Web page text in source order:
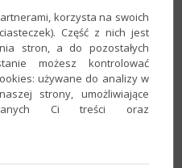
klientów istnieje możliwość
firm i osób fizycznych.
korzysta na swoich
Część z nich jest
stron, a do pozostałych
możesz kontrolować
używane do analizy w
strony, umożliwiające
Ci treści oraz